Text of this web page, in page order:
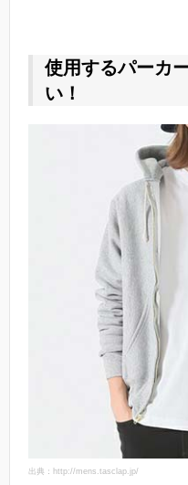
使用するパーカ
い！
出典：http://mens.tasclap.jp/